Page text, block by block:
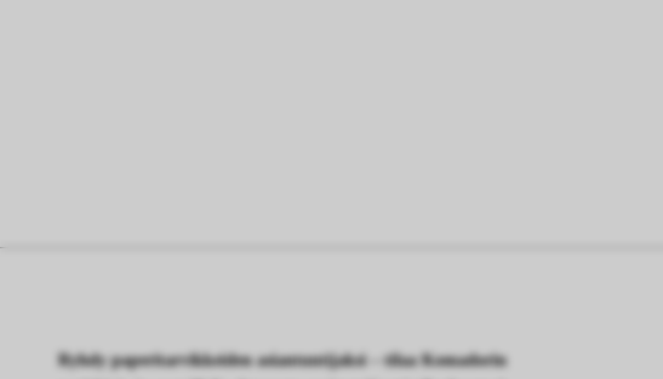
Ryhdy paperitarvikkeiden asiantuntijaksi – tilaa Komadorin